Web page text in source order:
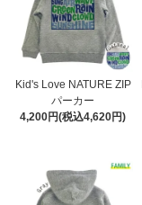
Kid's Love NATURE ZIP
パーカー
4,200円(税込4,620円)